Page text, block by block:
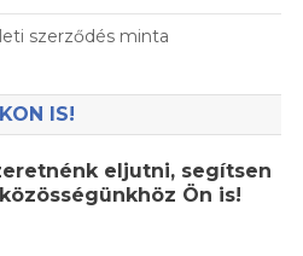
szerződés minta
IS!
eljutni, segítsen
Ön is!